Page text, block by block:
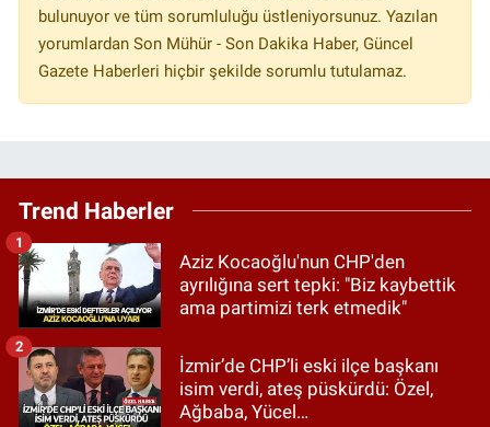
bulunuyor ve tüm sorumluluğu üstleniyorsunuz. Yazılan
yorumlardan Son Mühür - Son Dakika Haber, Güncel
Gazete Haberleri hiçbir şekilde sorumlu tutulamaz.
Trend Haberler
Aziz Kocaoğlu'nun CHP'den
ayrılığına sert tepki: "Biz kaybettik
ama partimizi terk etmedik"
1
İzmir’de CHP’li eski ilçe başkanı
isim verdi, ateş püskürdü: Özel,
Ağbaba, Yücel…
2